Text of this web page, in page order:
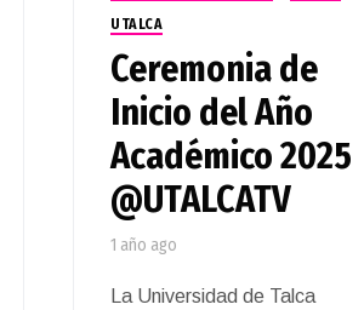
UTALCA
Ceremonia de
Inicio del Año
Académico 2025
@UTALCATV
1 año ago
La Universidad de Talca